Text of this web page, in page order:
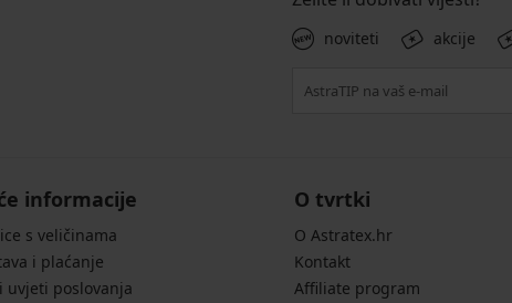
noviteti akcije
informacije
s veličinama
i plaćanje
uvjeti poslovanja
O tvrtki
O Astratex.hr
Kontakt
Affiliate program